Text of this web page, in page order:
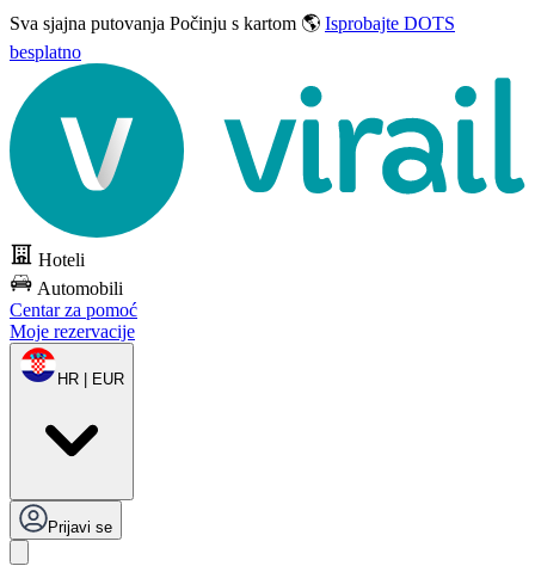
Sva sjajna putovanja Počinju s kartom 🌎 Isprobajte DOTS
besplatno
Hoteli
Automobili
Centar za pomoć
Moje rezervacije
HR | EUR
Prijavi se